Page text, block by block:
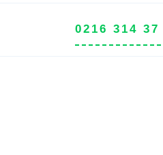
0216 314 37